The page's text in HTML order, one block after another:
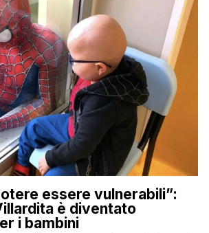
essere vulnerabili”:
è diventato
i bambini